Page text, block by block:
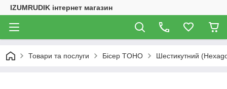
IZUMRUDIK інтернет магазин
Товари та послуги Бісер TOHO Шестикутний